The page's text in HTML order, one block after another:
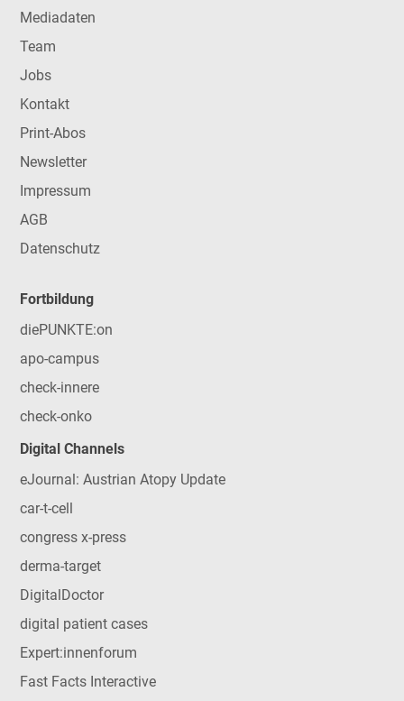
Mediadaten
Team
Jobs
Kontakt
Print-Abos
Newsletter
Impressum
AGB
Datenschutz
Fortbildung
diePUNKTE:on
apo-campus
check-innere
check-onko
Digital Channels
eJournal: Austrian Atopy Update
car-t-cell
congress x-press
derma-target
DigitalDoctor
digital patient cases
Expert:innenforum
Fast Facts Interactive